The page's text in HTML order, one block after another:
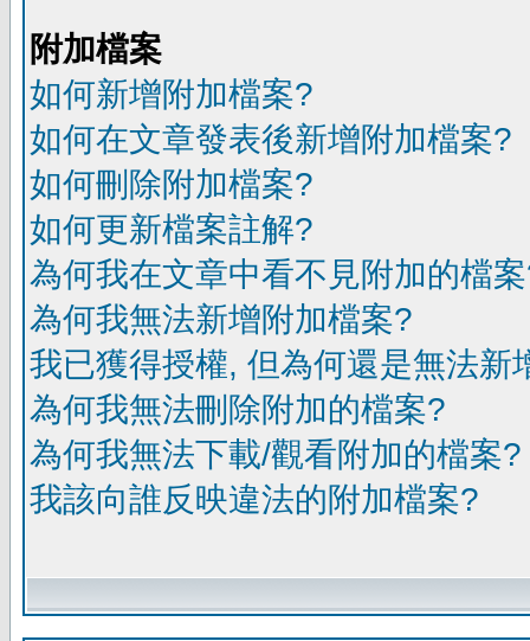
附加檔案
如何新增附加檔案?
如何在文章發表後新增附加檔案?
如何刪除附加檔案?
如何更新檔案註解?
為何我在文章中看不見附加的檔
為何我無法新增附加檔案?
我已獲得授權, 但為何還是無法新
為何我無法刪除附加的檔案?
為何我無法下載/觀看附加的檔案?
我該向誰反映違法的附加檔案?